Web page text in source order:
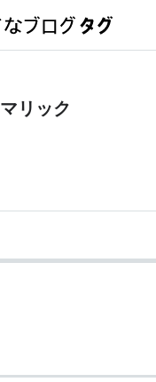
マリック